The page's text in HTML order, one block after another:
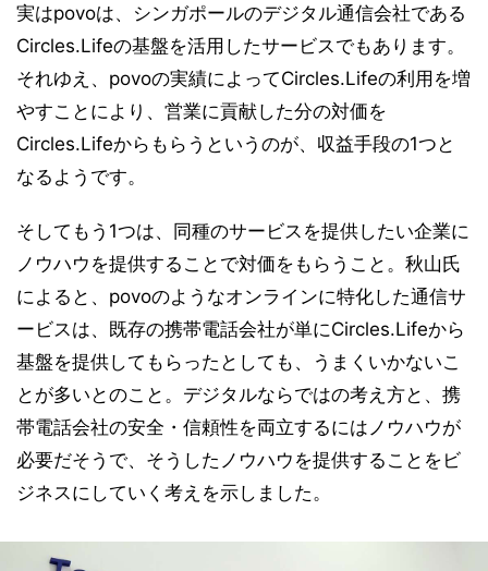
実はpovoは、シンガポールのデジタル通信会社である
Circles.Lifeの基盤を活用したサービスでもあります。
それゆえ、povoの実績によってCircles.Lifeの利用を増
やすことにより、営業に貢献した分の対価を
Circles.Lifeからもらうというのが、収益手段の1つと
なるようです。
そしてもう1つは、同種のサービスを提供したい企業に
ノウハウを提供することで対価をもらうこと。秋山氏
によると、povoのようなオンラインに特化した通信サ
ービスは、既存の携帯電話会社が単にCircles.Lifeから
基盤を提供してもらったとしても、うまくいかないこ
とが多いとのこと。デジタルならではの考え方と、携
帯電話会社の安全・信頼性を両立するにはノウハウが
必要だそうで、そうしたノウハウを提供することをビ
ジネスにしていく考えを示しました。